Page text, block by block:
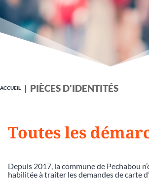
ACCUEIL PIÈCES D'IDENTITÉS
Toutes les
Depuis 2017, la commune de Pechabou
habilitée à traiter les demandes de carte